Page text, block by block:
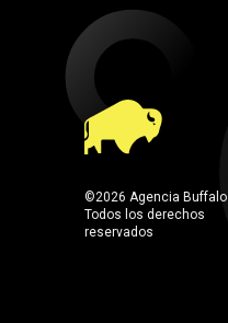
©2026 Agencia Buffalo
Todos los derechos
reservados